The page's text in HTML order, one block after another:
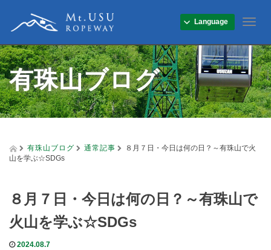
T
g
g
e
n
a
v
g
o
n
Language
有珠山ブログ
有珠山ブログ 通常記事
８月７日・今日は何の日？～有珠山で火
山を学ぶ☆SDGs
８月７日・今日は何の日？～有珠山で
火山を学ぶ☆SDGs
2024.08.7